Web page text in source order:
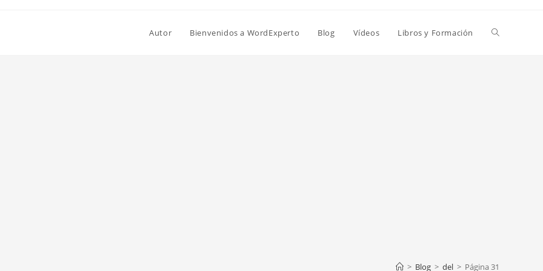
Autor Bienvenidos a WordExperto Blog Vídeos Libros y Formación Alternar
> Blog > del > Página 31